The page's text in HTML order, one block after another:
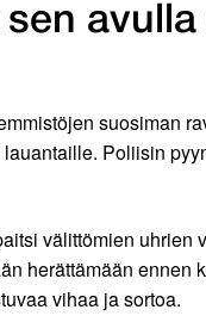
suosiman
Poliisin
välittömien
herättämään
vihaa ja sortoa.